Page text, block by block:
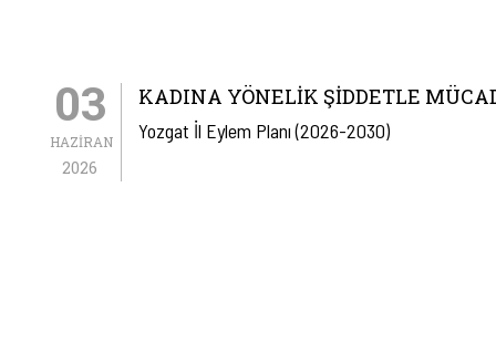
03
HAZIRAN
2026
KADINA YÖNELIK ŞIDDETLE
Yozgat İl Eylem Planı (2026-2030)